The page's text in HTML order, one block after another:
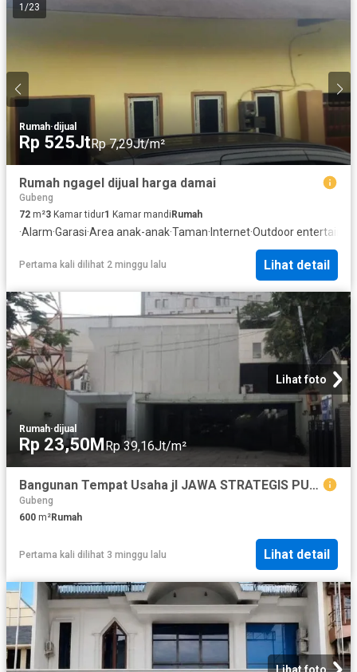
1 /23
Rumah·dijual
Rp 525JtRp 7,29Jt/m²
Rumah ngagel dijual harga damai
Gubeng
72 m²3 Kamar tidur1 Kamar mandi Rumah
·Alarm·Garasi·Area anak-anak·Taman· Internet·Outdoor
Pertama kali dilihat 2 minggu lalu Lihat detail
Lihat foto
Rumah·dijual
Rp 23,50MRp 39,16Jt/m²
Bangunan Tempat Usaha jl JAWA STRATEGIS PUSAT KOTA ADA AREA PARKIR LUAS
Gubeng
600 m²Rumah
Pertama kali dilihat 3 minggu lalu Lihat detail
Lihat foto